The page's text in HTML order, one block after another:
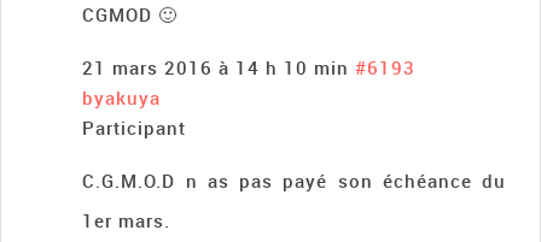
CGMOD 🙂
21 mars 2016 à 14 h 10 min #6193
byakuya
Participant
C.G.M.O.D n as pas payé son échéance du
1er mars.